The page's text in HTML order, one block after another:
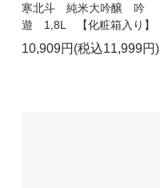
寒北斗 純米大吟醸 吟
遊 1,8L 【化粧箱入り】
10,909円(税込11,999円)